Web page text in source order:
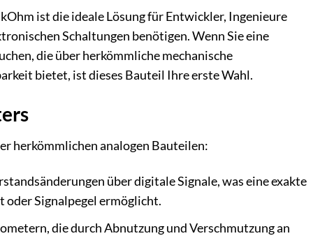
ist die ideale Lösung für Entwickler, Ingenieure
Schaltungen benötigen. Wenn Sie eine
die über herkömmliche mechanische
bietet, ist dieses Bauteil Ihre erste Wahl.
herkömmlichen analogen Bauteilen:
über digitale Signale, was eine exakte
oder Signalpegel ermöglicht.
die durch Abnutzung und Verschmutzung an